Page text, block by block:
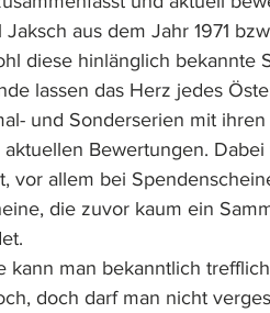
Jaksch aus dem Jahr 1971
diese hinlänglich bekannte
lassen das Herz jedes
und Sonderserien mit
Bewertungen.
vor allem bei
die zuvor kaum ein
kann man bekanntlich
doch darf man nicht